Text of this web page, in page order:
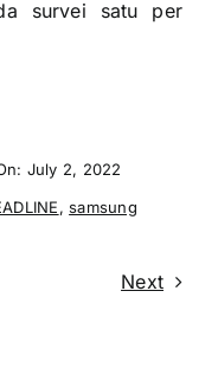
survei satu per
July 2, 2022
,samsung
Next